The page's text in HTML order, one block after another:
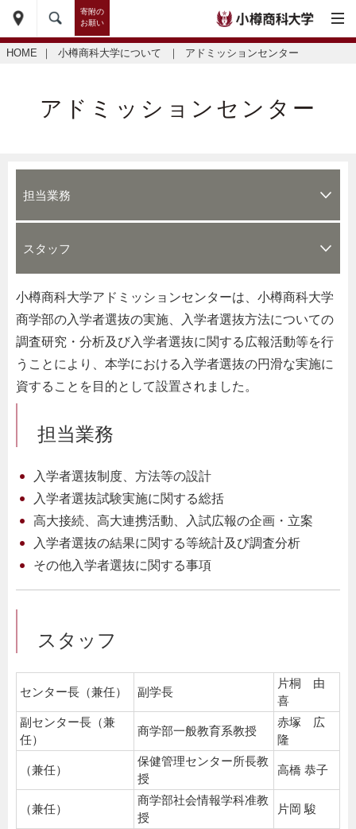
寄附の
お願い
HOME ｜ 小樽商科大学について ｜ アドミッションセンター
アドミッションセンター
担当業務
スタッフ
小樽商科大学アドミッションセンターは、小樽商科大学
商学部の入学者選抜の実施、入学者選抜方法についての
調査研究・分析及び入学者選抜に関する広報活動等を行
うことにより、本学における入学者選抜の円滑な実施に
資することを目的として設置されました。
担当業務
入学者選抜制度、方法等の設計
入学者選抜試験実施に関する総括
高大接続、高大連携活動、入試広報の企画・立案
入学者選抜の結果に関する等統計及び調査分析
その他入学者選抜に関する事項
スタッフ
センター長（兼任） 副学長
片桐 由
喜
副センター長（兼
任）
商学部一般教育系教授
赤塚 広
隆
（兼任）
保健管理センター所長教
授
高橋 恭子
（兼任）
商学部社会情報学科准教
授
片岡 駿